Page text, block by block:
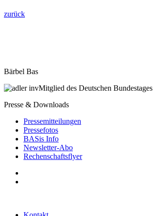
zurück
Bärbel Bas
Mitglied des Deutschen Bundestages
Presse & Downloads
Pressemitteilungen
Pressefotos
BASis Info
Newsletter-Abo
Rechenschaftsflyer